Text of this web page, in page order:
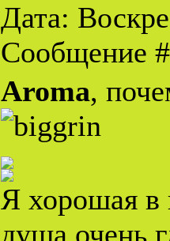
Дата:
Сообщение
Aroma,
Я хорошая в
душа очень